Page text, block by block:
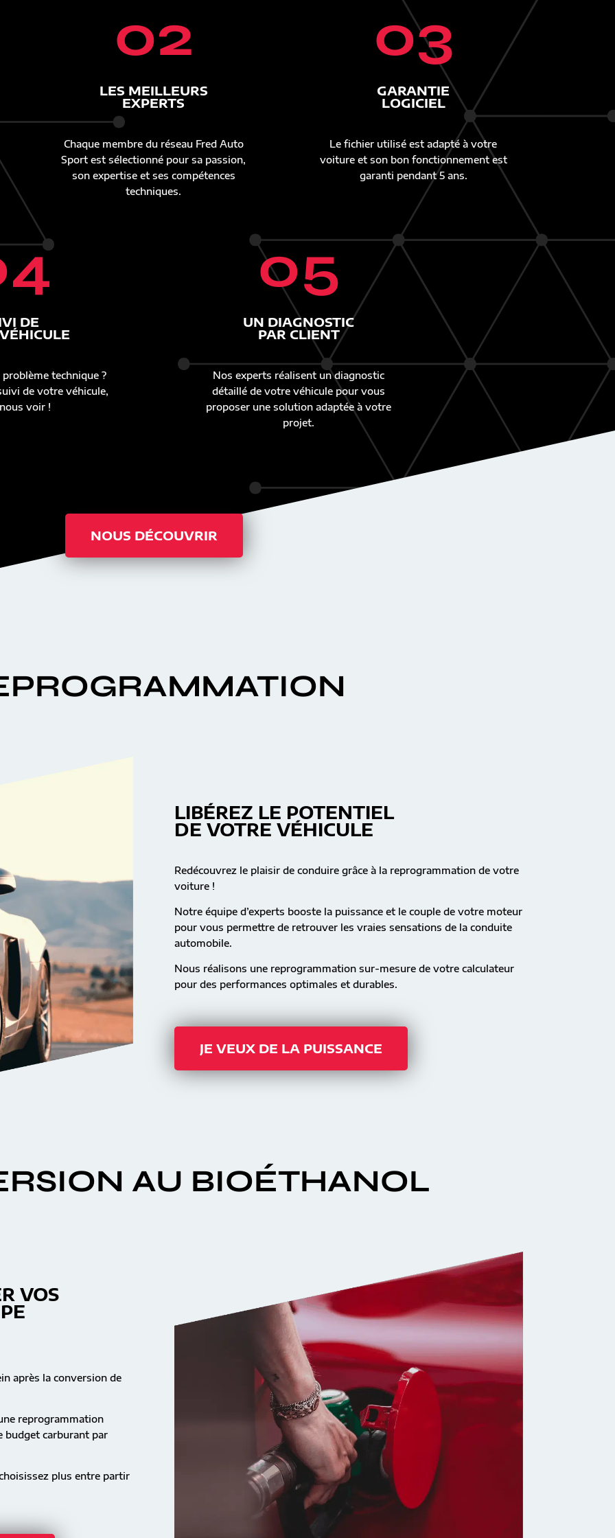
02
LES MEILLEURS
EXPERTS
Chaque membre du réseau Fred Auto
Sport est sélectionné pour sa passion,
son expertise et ses compétences
techniques.
03
GARANTIE
LOGICIEL
Le fichier utilisé est adapté à votre
voiture et son bon fonctionnement est
garanti pendant 5 ans.
DE
technique ?
de votre véhicule,
voir !
05
UN DIAGNOSTIC
PAR CLIENT
Nos experts réalisent un diagnostic
détaillé de votre véhicule pour vous
proposer une solution adaptée à votre
projet.
NOUS DÉCOUVRIR
LIBÉREZ LE POTENTIEL
DE VOTRE VÉHICULE
Redécouvrez le plaisir de conduire grâce à la reprogrammation de votre
voiture !
Notre équipe d’experts booste la puissance et le couple de votre moteur
pour vous permettre de retrouver les vraies sensations de la conduite
automobile.
Nous réalisons une reprogrammation sur-mesure de votre calculateur
pour des performances optimales et durables.
JE VEUX DE LA PUISSANCE
AU BIOÉTHANOL
VOS
après la conversion de
reprogrammation
budget carburant par
plus entre partir